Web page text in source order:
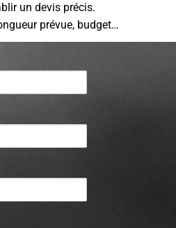
un devis précis.
prévue, budget…